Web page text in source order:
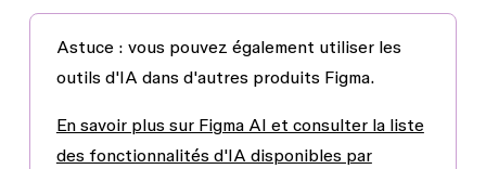
Astuce: vous pouvez également utiliser les
outils d'IA dans d'autres produits Figma.
En savoir plus sur Figma AI et consulter la liste
des fonctionnalités d'IA disponibles par